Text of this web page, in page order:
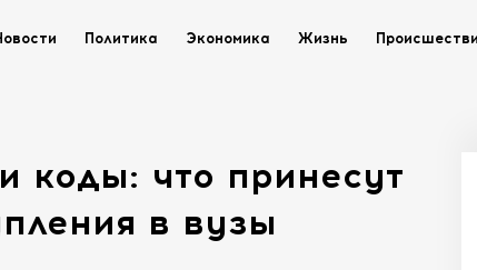
Политика Экономика Жизнь
коды: что принесут
в вузы